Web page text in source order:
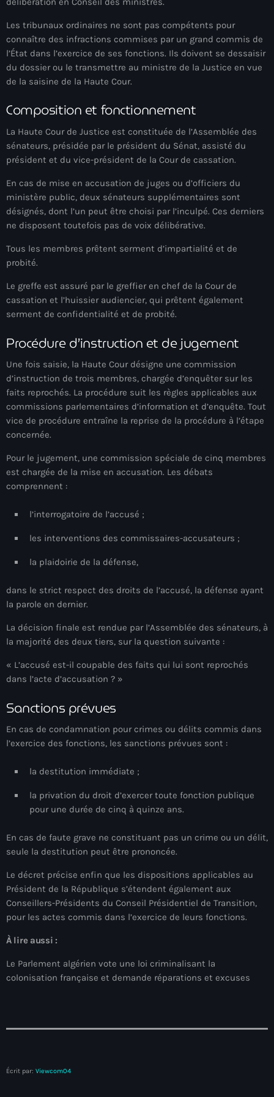
#Woyyycolumn
1804 Renaissance
1937 parsley massacre
2024 election
2024 Elections
2024 Paris Olympics
2024 summer olympics
2025 Elections
2026 World Cup Qualifiers
21 Nasyon
400 Mawozo
739 new officers
79th UN General Assembly
A lire
AAN
Acte de l'Indépendance d'Haiti
Action humanitaire
activism
Actualités
Adriano Espaillat
Advox
Aéroport international Toussaint Louverture
Afghanistan
Afrique du Nord et Moyen-Orient
Afrique du Sud
Afrique Sub-Saharienne
Agriculture & Environment
Albanie
Alexandre Grand’Pierre
Alexandre Pétion
Alexandre Pierre
Algérie
Alimentation
Alligator Alcatraz
Les tribunaux ordinaires ne sont pas compétents pour
connaître des infractions commises par un grand commis de
l’État dans l’exercice de ses fonctions. Ils doivent se dessaisir
du dossier ou le transmettre au ministre de la Justice en vue
de la saisine de la Haute Cour.
Composition et fonctionnement
La Haute Cour de Justice est constituée de l’Assemblée des
sénateurs, présidée par le président du Sénat, assisté du
président et du vice-président de la Cour de cassation.
En cas de mise en accusation de juges ou d’officiers du
ministère public, deux sénateurs supplémentaires sont
désignés, dont l’un peut être choisi par l’inculpé. Ces derniers
ne disposent toutefois pas de voix délibérative.
Tous les membres prêtent serment d’impartialité et de
probité.
Le greffe est assuré par le greffier en chef de la Cour de
cassation et l’huissier audiencier, qui prêtent également
serment de confidentialité et de probité.
Procédure d’instruction et de jugement
Une fois saisie, la Haute Cour désigne une commission
d’instruction de trois membres, chargée d’enquêter sur les
faits reprochés. La procédure suit les règles applicables aux
commissions parlementaires d’information et d’enquête. Tout
vice de procédure entraîne la reprise de la procédure à l’étape
concernée.
Pour le jugement, une commission spéciale de cinq membres
est chargée de la mise en accusation. Les débats
comprennent :
l’interrogatoire de l’accusé ;
les interventions des commissaires-accusateurs ;
la plaidoirie de la défense,
dans le strict respect des droits de l’accusé, la défense ayant
la parole en dernier.
La décision finale est rendue par l’Assemblée des sénateurs, à
la majorité des deux tiers, sur la question suivante :
« L’accusé est-il coupable des faits qui lui sont reprochés
dans l’acte d’accusation ? »
Sanctions prévues
En cas de condamnation pour crimes ou délits commis dans
l’exercice des fonctions, les sanctions prévues sont :
la destitution immédiate ;
la privation du droit d’exercer toute fonction publique
pour une durée de cinq à quinze ans.
En cas de faute grave ne constituant pas un crime ou un délit,
seule la destitution peut être prononcée.
Le décret précise enfin que les dispositions applicables au
Président de la République s’étendent également aux
Conseillers-Présidents du Conseil Présidentiel de Transition,
pour les actes commis dans l’exercice de leurs fonctions.
À lire aussi :
Le Parlement algérien vote une loi criminalisant la
colonisation française et demande réparations et excuses
Écrit par: Viewcom04